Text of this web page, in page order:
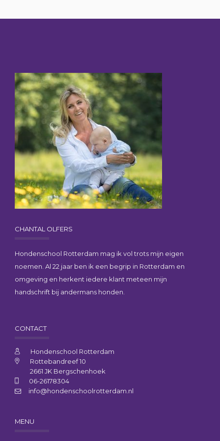
CHANTAL OLFERS
Hondenschool Rotterdam mag ik vol trots mijn eigen
noemen. Al 22 jaar ben ik een begrip in Rotterdam en
omgeving en herkent iedere klant meteen mijn
handschrift bij andermans honden.
CONTACT
Hondenschool Rotterdam
Rottebandreef 10
2661 JK Bergschenhoek
06-26178304
info@hondenschoolrotterdam.nl
MENU